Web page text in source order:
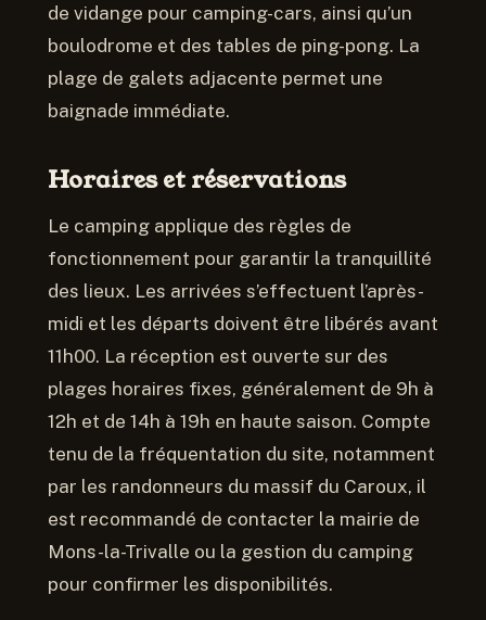
de vidange pour camping-cars, ainsi qu’un
boulodrome et des tables de ping-pong. La
plage de galets adjacente permet une
baignade immédiate.
Horaires et réservations
Le camping applique des règles de
fonctionnement pour garantir la tranquillité
des lieux. Les arrivées s’effectuent l’après-
midi et les départs doivent être libérés avant
11h00. La réception est ouverte sur des
plages horaires fixes, généralement de 9h à
12h et de 14h à 19h en haute saison. Compte
tenu de la fréquentation du site, notamment
par les randonneurs du massif du Caroux, il
est recommandé de contacter la mairie de
Mons-la-Trivalle ou la gestion du camping
pour confirmer les disponibilités.